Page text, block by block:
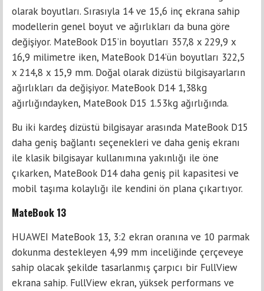
olarak boyutları. Sırasıyla 14 ve 15,6 inç ekrana sahip
modellerin genel boyut ve ağırlıkları da buna göre
değişiyor. MateBook D15’in boyutları 357,8 x 229,9 x
16,9 milimetre iken, MateBook D14’ün boyutları 322,5
x 214,8 x 15,9 mm. Doğal olarak dizüstü bilgisayarların
ağırlıkları da değişiyor. MateBook D14 1,38kg
ağırlığındayken, MateBook D15 1.53kg ağırlığında.
Bu iki kardeş dizüstü bilgisayar arasında MateBook D15
daha geniş bağlantı seçenekleri ve daha geniş ekranı
ile klasik bilgisayar kullanımına yakınlığı ile öne
çıkarken, MateBook D14 daha geniş pil kapasitesi ve
mobil taşıma kolaylığı ile kendini ön plana çıkartıyor.
MateBook 13
HUAWEI MateBook 13, 3:2 ekran oranına ve 10 parmak
dokunma destekleyen 4,99 mm inceliğinde çerçeveye
sahip olacak şekilde tasarlanmış çarpıcı bir FullView
ekrana sahip. FullView ekran, yüksek performans ve